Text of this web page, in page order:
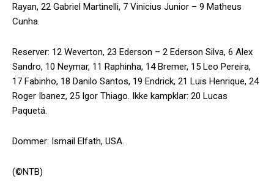
Rayan, 22 Gabriel Martinelli, 7 Vinicius Junior – 9 Matheus
Cunha.
Reserver: 12 Weverton, 23 Ederson – 2 Ederson Silva, 6 Alex
Sandro, 10 Neymar, 11 Raphinha, 14 Bremer, 15 Leo Pereira,
17 Fabinho, 18 Danilo Santos, 19 Endrick, 21 Luis Henrique, 24
Roger Ibanez, 25 Igor Thiago. Ikke kampklar: 20 Lucas
Paquetá.
Dommer: Ismail Elfath, USA.
(©NTB)